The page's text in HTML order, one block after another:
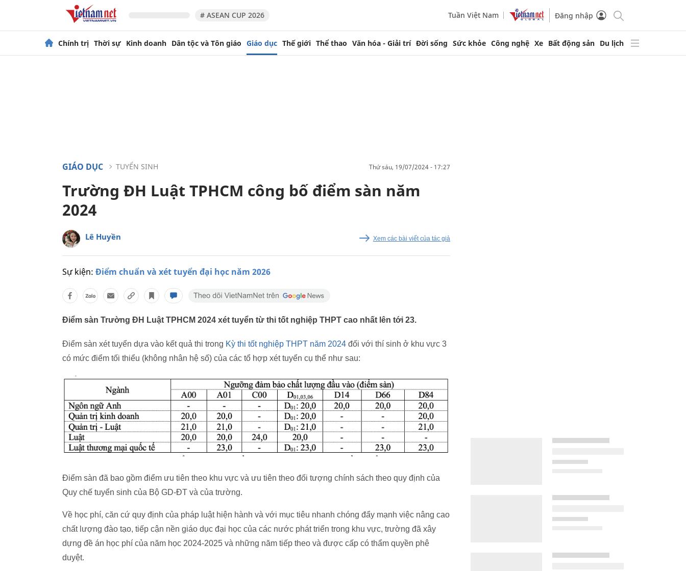
# ASEAN CUP 2026 Tuần Việt Nam Đăng nhập
Chính trị Thời sự Kinh doanh Dân tộc và Tôn giáo Giáo dục Thế giới Thể thao Văn hóa - Giải trí Đời sống Sức khỏe Công nghệ Xe Bất động sản Du lịch
GIÁO DỤC TUYỂN SINH thứ sáu, 19/07/2024 - 17:27
Trường ĐH Luật TPHCM công bố điểm sàn năm
2024
Lê Huyền Xem các bài viết của tác giả
Sự kiện: Điểm chuẩn và xét tuyển đại học năm 2026
Điểm sàn Trường ĐH Luật TPHCM 2024 xét tuyển từ thi tốt nghiệp THPT cao nhất lên tới 23.
Điểm sàn xét tuyển dựa vào kết quả thi trong Kỳ thi tốt nghiệp THPT năm 2024 đối với thí sinh ở khu vực 3
có mức điểm tối thiểu (không nhân hệ số) của các tổ hợp xét tuyển cụ thể như sau:
Điểm sàn đã bao gồm điểm ưu tiên theo khu vực và ưu tiên theo đối tượng chính sách theo quy định của
Quy chế tuyển sinh của Bộ GD-ĐT và của trường.
Về học phí, căn cứ quy định của pháp luật hiện hành và với mục tiêu nhanh chóng đẩy mạnh việc nâng cao
chất lượng đào tạo, tiếp cận nền giáo dục đại học của các nước phát triển trong khu vực, trường đã xây
dựng đề án học phí của năm học 2024-2025 và những năm tiếp theo và được cấp có thẩm quyền phê
duyệt.